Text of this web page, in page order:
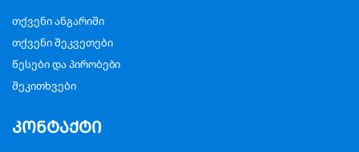
თქვენი ანგარიში
თქვენი შეკვეთები
წესები და პირობები
შეკითხვები
კონტაქტი